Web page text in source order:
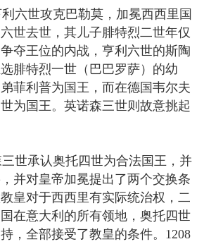
六世攻克巴勒莫，加冕西西里国
世去世，其儿子腓特烈二世年仅
夺王位的内战，亨利六世的斯陶
腓特烈一世（巴巴罗萨）的幼
菲利普为国王，而在德国韦尔夫
为国王。英诺森三世则故意挑起
世承认奥托四世为合法国王，并
并对皇帝加冕提出了两个交换条
皇对于西西里有实际统治权，二
在意大利的所有领地，奥托四世
，全部接受了教皇的条件。1208